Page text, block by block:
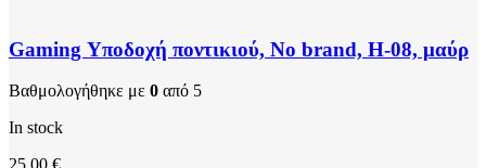
Gaming Υποδοχή ποντικιού, No brand, H-08, μαύρ
Βαθμολογήθηκε με 0 από 5
In stock